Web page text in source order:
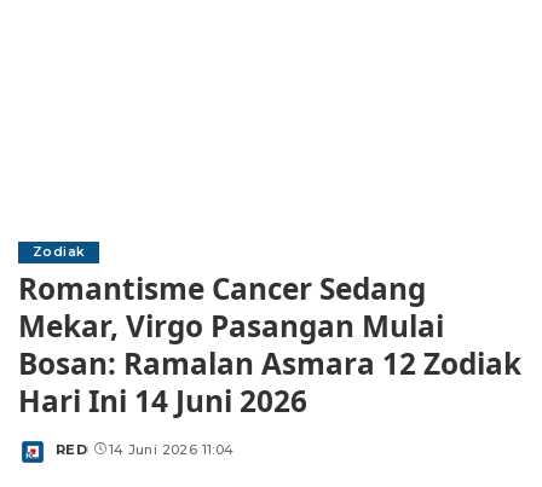
Zodiak
Romantisme Cancer Sedang
Mekar, Virgo Pasangan Mulai
Bosan: Ramalan Asmara 12 Zodiak
Hari Ini 14 Juni 2026
Posted
RED 14 Juni 2026 11:04